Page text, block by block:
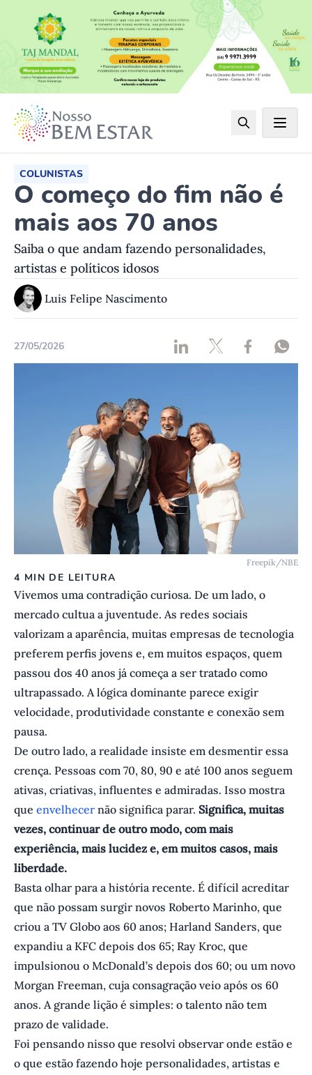
COLUNISTAS
O começo do fim não é
mais aos 70 anos
Saiba o que andam fazendo personalidades,
artistas e políticos idosos
Luis Felipe Nascimento
27/05/2026
Freepik/NBE
4 MIN DE LEITURA
Vivemos uma contradição curiosa. De um lado, o
mercado cultua a juventude. As redes sociais
valorizam a aparência, muitas empresas de tecnologia
preferem perfis jovens e, em muitos espaços, quem
passou dos 40 anos já começa a ser tratado como
ultrapassado. A lógica dominante parece exigir
velocidade, produtividade constante e conexão sem
pausa.
De outro lado, a realidade insiste em desmentir essa
crença. Pessoas com 70, 80, 90 e até 100 anos seguem
ativas, criativas, influentes e admiradas. Isso mostra
que envelhecer não significa parar. Significa, muitas
vezes, continuar de outro modo, com mais
experiência, mais lucidez e, em muitos casos, mais
liberdade.
Basta olhar para a história recente. É difícil acreditar
que não possam surgir novos Roberto Marinho, que
criou a TV Globo aos 60 anos; Harland Sanders, que
expandiu a KFC depois dos 65; Ray Kroc, que
impulsionou o McDonald’s depois dos 60; ou um novo
Morgan Freeman, cuja consagração veio após os 60
anos. A grande lição é simples: o talento não tem
prazo de validade.
Foi pensando nisso que resolvi observar onde estão e
o que estão fazendo hoje personalidades, artistas e